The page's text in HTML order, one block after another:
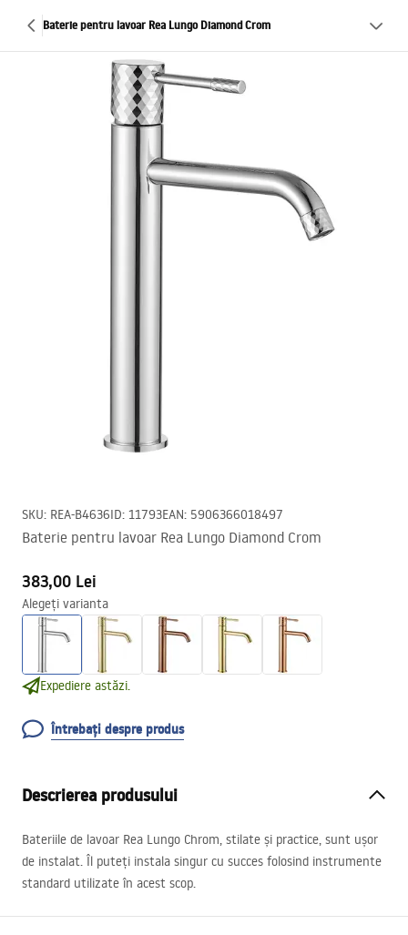
Baterie pentru lavoar Rea Lungo Diamond Crom
SKU: REA-B4636ID: 11793EAN: 5906366018497
Baterie pentru lavoar Rea Lungo Diamond Crom
383,00 Lei
Alegeți varianta
Expediere astăzi.
Întrebați despre produs
Descrierea produsului
Bateriile de lavoar Rea Lungo Chrom, stilate și practice, sunt ușor
de instalat. Îl puteți instala singur cu succes folosind instrumente
standard utilizate în acest scop.